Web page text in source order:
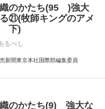
織のかたち(95 )強大
㉑(牧師キングのアメ
下)
るべし
新聞東京本社国際部編集委員
のかたち(9) 強大な